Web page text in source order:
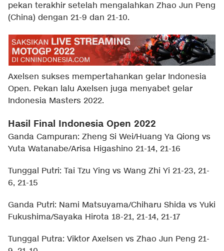
pekan terakhir setelah mengalahkan Zhao Jun Peng
(China) dengan 21-9 dan 21-10.
Axelsen sukses mempertahankan gelar Indonesia
Open. Pekan lalu Axelsen juga menyabet gelar
Indonesia Masters 2022.
Hasil Final Indonesia Open 2022
Ganda Campuran: Zheng Si Wei/Huang Ya Qiong vs
Yuta Watanabe/Arisa Higashino 21-14, 21-16
Tunggal Putri: Tai Tzu Ying vs Wang Zhi Yi 21-23, 21-
6, 21-15
Ganda Putri: Nami Matsuyama/Chiharu Shida vs Yuki
Fukushima/Sayaka Hirota 18-21, 21-14, 21-17
Tunggal Putra: Viktor Axelsen vs Zhao Jun Peng 21-